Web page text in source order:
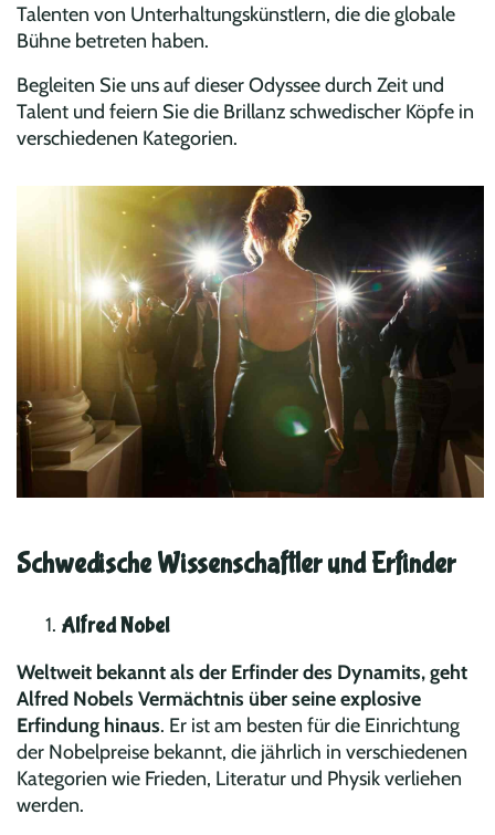
Talenten von Unterhaltungskünstlern, die die globale
Bühne betreten haben.
Begleiten Sie uns auf dieser Odyssee durch Zeit und
Talent und feiern Sie die Brillanz schwedischer Köpfe in
verschiedenen Kategorien.
Schwedische Wissenschaftler und Erfinder
Alfred Nobel
Weltweit bekannt als der Erfinder des Dynamits, geht
Alfred Nobels Vermächtnis über seine explosive
Erfindung hinaus. Er ist am besten für die Einrichtung
der Nobelpreise bekannt, die jährlich in verschiedenen
Kategorien wie Frieden, Literatur und Physik verliehen
werden.